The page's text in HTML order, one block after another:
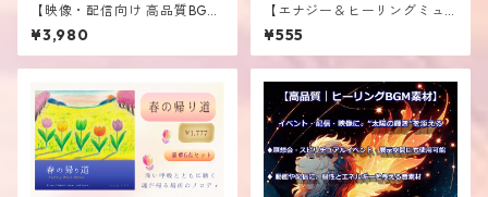
【映像・配信向け 高品質BGM
素材】≪華に舞い月に捧ぐメ
ヌエット - 天秤座（LIBRA）
≫
¥3,980
【エナジー＆ヒーリングミュ
ージック】≪華に舞い月に捧
ぐメヌエット - 天秤座（LIBR
A）≫
¥555